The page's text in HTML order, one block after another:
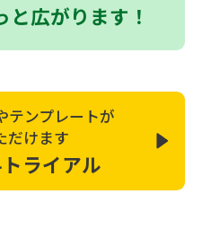
広がります！
テンプレートが
だけます
ライアル